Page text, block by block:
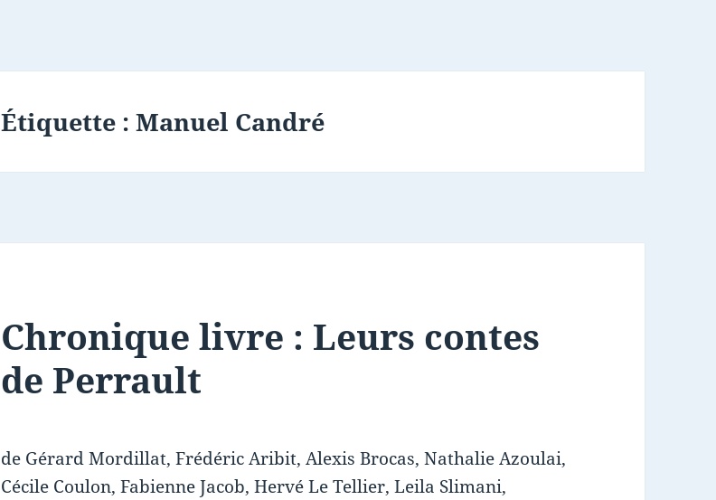
Étiquette :Manuel Candré
Chronique livre : Leurs contes
de Perrault
de Gérard Mordillat, Frédéric Aribit, Alexis Brocas, Nathalie Azoulai,
Cécile Coulon, Fabienne Jacob, Hervé Le Tellier, Leila Slimani,